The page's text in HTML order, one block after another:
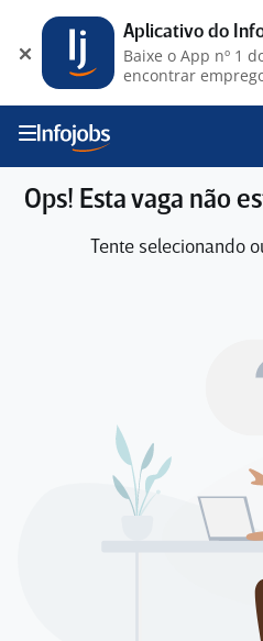
Ops! Esta vaga não
Tente selecionando
Aplicativo do
Baixe o App nº 1
encontrar